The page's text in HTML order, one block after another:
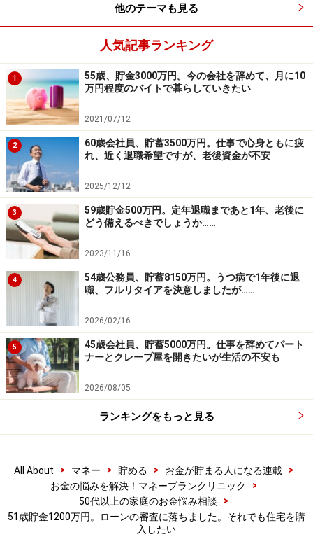
・がん保険（終身保障終身払い、診断一時金50万円、各
種がん治療給付）＝毎月の保険料5500円
［相談者］
・低解約型終身保険（終身払い、死亡保障300万円）＝
毎月の保険料7200円
・医療保険（終身保障終身払い、入院1万円、女性特約
5000円、がん診断一時金50万円、他に手術給付、各がん
治療給付）＝毎月の保険料1万200円
・医療保険（払込期間10年、入院4000円、がん診断一時
金50万円）＝毎月の保険料1000円
・個人年金保険（60歳払込終了、10年確定、年金額31万
円）＝毎月の保険料1万円
（4）車両費について
家計から出ているコストは1台分（ガソリン代の他、車
検費用、税金、保険は月割りで加算）。こちらの買い替
え時期は2032年（購入にして15年後）。予算は200万円
以下の軽を予定。
（5）雑費について
愛猫11匹のご飯代と医療費に月4万円、甥っ子姪っ子に
含む）、家電費用（予備費含む）等。
（6）公的年金について
夫：64～65歳まで4万2000円／月、65歳～9万4800円／
他のテーマも見る
人気記事ランキング
1
55歳、貯金3000万円。今の会社を辞めて、月に10
万円程度のバイトで暮らしていきたい
2021/07/12
2
60歳会社員、貯蓄3500万円。仕事で心身ともに疲
れ、近く退職希望ですが、老後資金が不安
2025/12/12
3
59歳貯金500万円。定年退職まであと1年、老後に
どう備えるべきでしょうか……
2023/11/16
4
54歳公務員、貯蓄8150万円。うつ病で1年後に退
職、フルリタイアを決意しましたが……
2026/02/16
5
45歳会社員、貯蓄5000万円。仕事を辞めてパート
ナーとクレープ屋を開きたいが生活の不安も
2026/08/05
ランキングをもっと見る
All About > マネー > 貯める > お金が貯まる人になる連載
>
お金の悩みを解決！マネープランクリニック
>
50代以上の家庭のお金悩み相談
>
51歳貯金1200万円。ローンの審査に落ちました。それでも住宅を購
入したい